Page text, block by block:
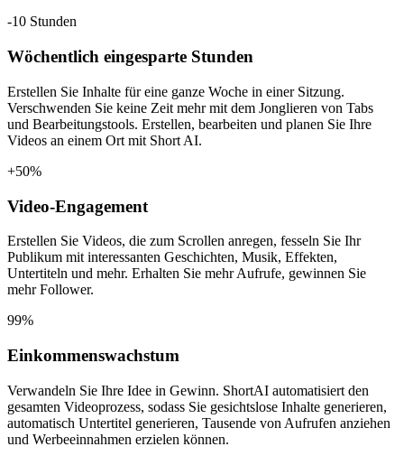
-10 Stunden
Wöchentlich eingesparte Stunden
Erstellen Sie Inhalte für eine ganze Woche in einer Sitzung.
Verschwenden Sie keine Zeit mehr mit dem Jonglieren von Tabs
und Bearbeitungstools. Erstellen, bearbeiten und planen Sie Ihre
Videos an einem Ort mit Short AI.
+50%
Video-Engagement
Erstellen Sie Videos, die zum Scrollen anregen, fesseln Sie Ihr
Publikum mit interessanten Geschichten, Musik, Effekten,
Untertiteln und mehr. Erhalten Sie mehr Aufrufe, gewinnen Sie
mehr Follower.
99%
Einkommenswachstum
Verwandeln Sie Ihre Idee in Gewinn. ShortAI automatisiert den
gesamten Videoprozess, sodass Sie gesichtslose Inhalte generieren,
automatisch Untertitel generieren, Tausende von Aufrufen anziehen
und Werbeeinnahmen erzielen können.